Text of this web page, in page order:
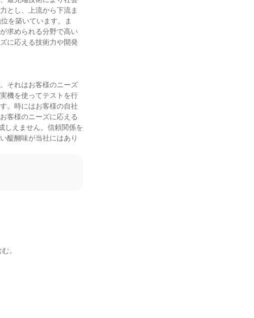
とし、上流から下流ま
を築いています。ま
求められる分野で高い
に応える技術力や開発
それはお客様のニーズ
機を使ってテストを行
。時にはお客様の自社
客様のニーズに応える
しえません。信頼関係を
醍醐味が当社にはあり
。